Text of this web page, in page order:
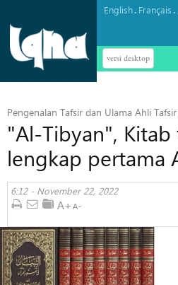
English. Français.
versi desktop
Pengenalan Tafsir dan Ulama Ahli
"Al-Tibyan", Kitab
lengkap pertama
6:12 - November 22, 2022